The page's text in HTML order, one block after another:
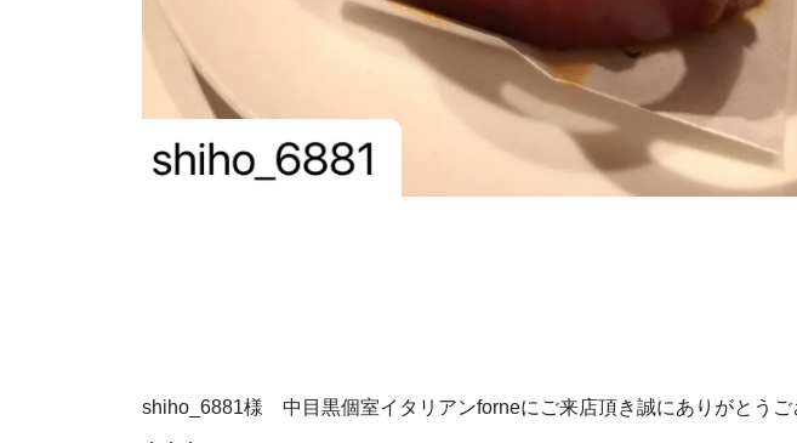
shiho_6881様 中目黒個室イタリアンforneにご来店頂き誠にありがとうご